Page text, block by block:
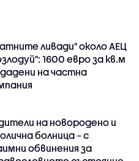
ливади" около АЕЦ
1600 евро за кв.м
на частна
на новородено и
болница – с
обвинения за